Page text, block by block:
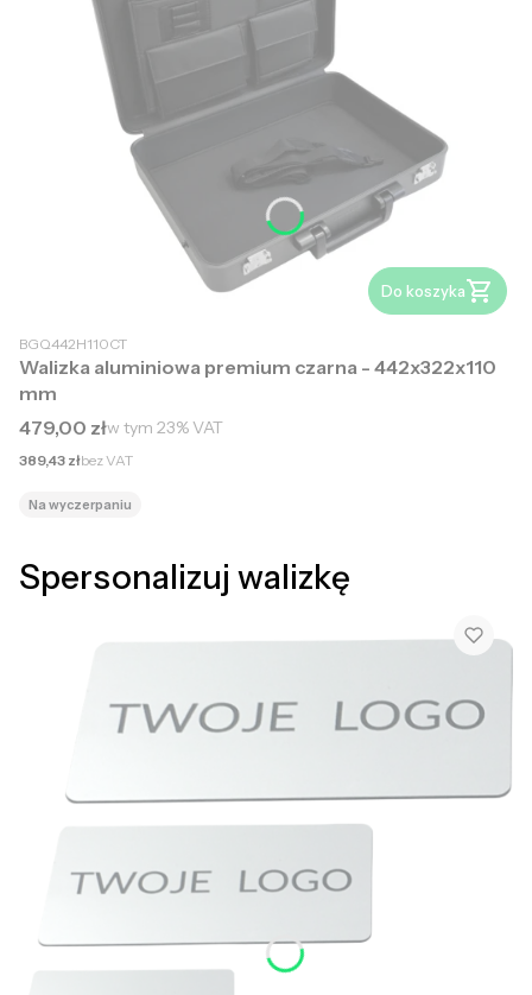
Do koszyka
BGQ442H110CT
Walizka aluminiowa premium czarna - 442x322x110
mm
Cena brutto
479,00 złw tym 23%VAT
Cena netto
389,43 złbez VAT
Na wyczerpaniu
Spersonalizuj walizkę